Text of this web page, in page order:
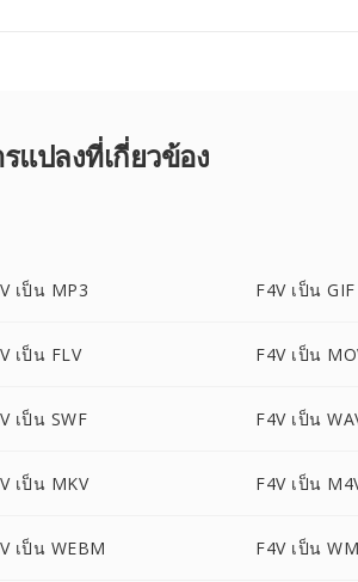
แปลงที่เกี่ยวข้อง
เป็น MP3 F4V เป็น GIF
เป็น FLV F4V เป็น
เป็น SWF F4V เป็น
เป็น MKV F4V เป็น
เป็น WEBM F4V เป็น